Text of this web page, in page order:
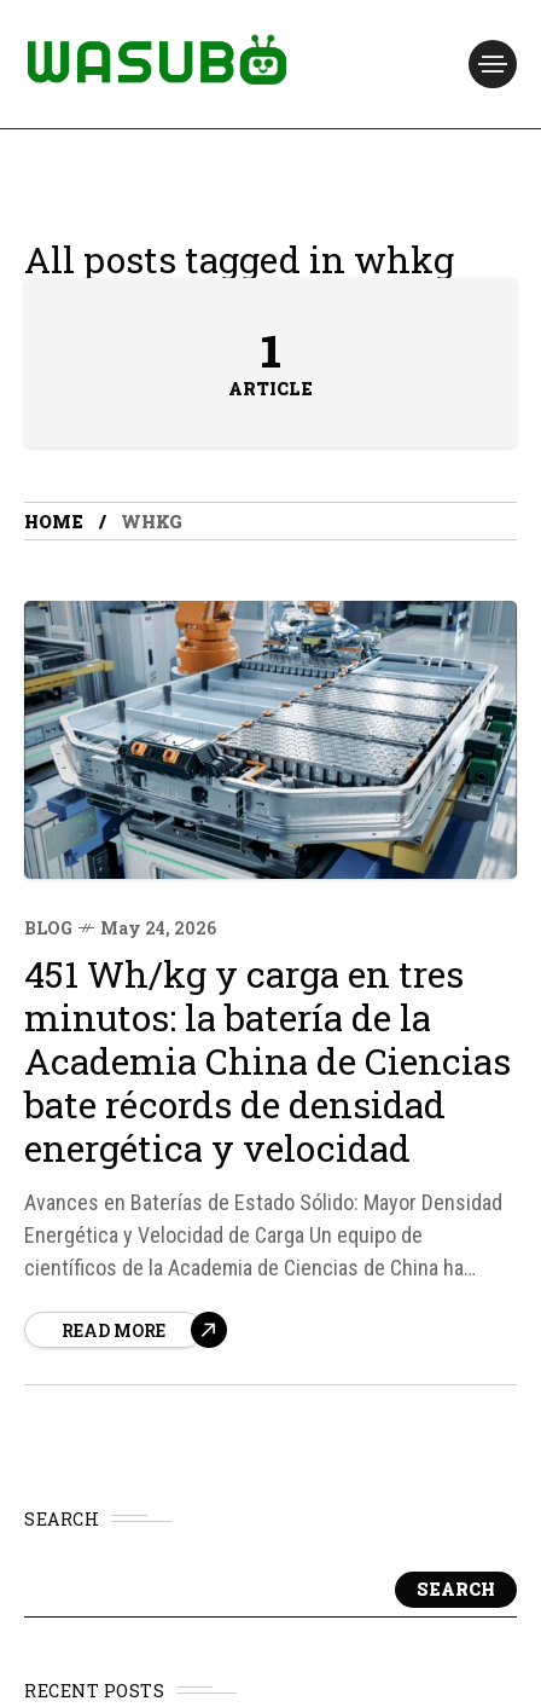
All posts tagged in whkg
1
ARTICLE
HOME WHKG
BLOG May 24, 2026
451 Wh/kg y carga en tres
minutos: la batería de la
Academia China de Ciencias
bate récords de densidad
energética y velocidad
Avances en Baterías de Estado Sólido: Mayor Densidad
Energética y Velocidad de Carga Un equipo de
científicos de la Academia de Ciencias de China ha
baterías de estado sólido, diseñando un prototipo con
READ MORE
SEARCH
SEARCH
RECENT POSTS